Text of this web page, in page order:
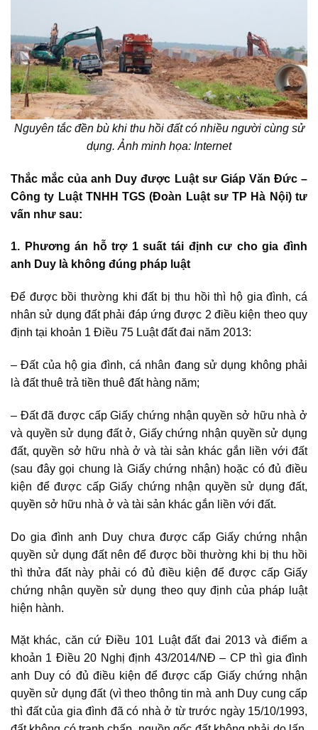
Nguyên tắc đền bù khi thu hồi đấtcó nhiều người cùng sử
dụng. Ảnh minh họa: Internet
Thắc mắc của anh Duy được Luật sư Giáp Văn Đức –
Công ty Luật TNHH TGS (Đoàn Luật sư TP Hà Nội) tư
vấn như sau:
1. Phương án hỗ trợ 1 suất tái định cư cho gia đình
anh Duy là không đúng pháp luật
Để được bồi thường khi đất bị thu hồi thì hộ gia đình, cá
nhân sử dụng đất phải đáp ứng được 2 điều kiện theo quy
định tại khoản 1 Điều 75 Luật đất đai năm 2013:
– Đất của hộ gia đình, cá nhân đang sử dụng không phải
là đất thuê trả tiền thuê đất hàng năm;
– Đất đã được cấpGiấy chứng nhận quyền sở hữu nhà ở
và quyền sử dụng đất ở, Giấy chứng nhận quyền sử dụng
đất, quyền sở hữu nhà ở và tài sản khác gắn liền với đất
(sau đây gọi chung là Giấy chứng nhận) hoặc có đủ điều
kiện để được cấp Giấy chứng nhận quyền sử dụng đất,
quyền sở hữu nhà ở và tài sản khác gắn liền với đất.
Do gia đình anh Duy chưa được cấp Giấy chứng nhận
quyền sử dụng đấtnên để được bồi thường khi bị thu hồi
thì thửa đất này phải có đủ điều kiện để được cấp Giấy
chứng nhận quyền sử dụng theo quy định của pháp luật
hiện hành.
Mặt khác, căn cứ Điều 101 Luật đất đai 2013 và điểm a
khoản 1 Điều 20 Nghị định 43/2014/NĐ – CP thì gia đình
anh Duy có đủ điều kiện để được cấp Giấy chứng nhận
quyền sử dụng đất(vì theo thông tin mà anh Duy cung cấp
thì đất của gia đình đã có nhà ở từ trước ngày 15/10/1993,